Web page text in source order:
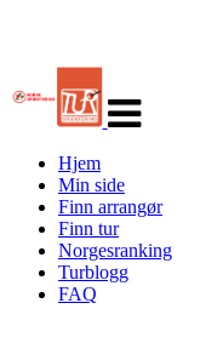
navigasjon
Hjem
Min side
Finn arrangør
Finn tur
Norgesranking
Turblogg
FAQ